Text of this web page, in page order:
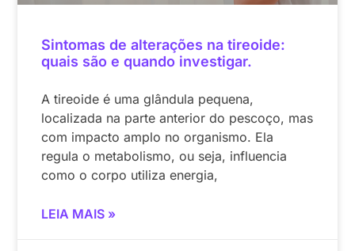
Sintomas de alterações na tireoide:
quais são e quando investigar.
A tireoide é uma glândula pequena,
localizada na parte anterior do pescoço, mas
com impacto amplo no organismo. Ela
regula o metabolismo, ou seja, influencia
como o corpo utiliza energia,
LEIA MAIS »